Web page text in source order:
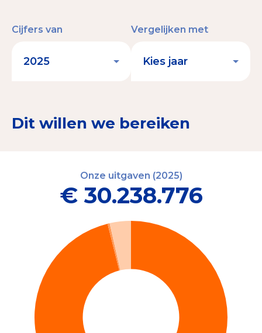
Dit willen we bereiken
Cijfers van Vergelijken met
Onze uitgaven (2025)
€ 30.238.776